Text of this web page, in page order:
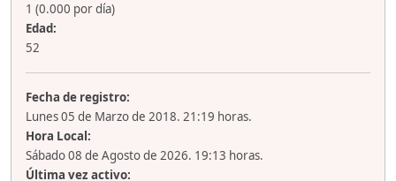
1 (0.000 por día)
Edad:
52
Fecha de registro:
Lunes 05 de Marzo de 2018. 21:19 horas.
Hora Local:
Sábado 08 de Agosto de 2026. 19:13 horas.
Última vez activo: